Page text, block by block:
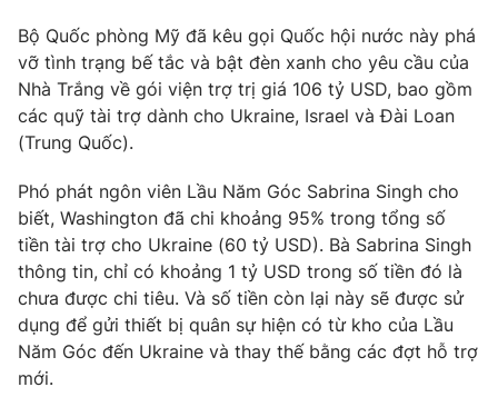
Thế giới đó đây
Câu chuyện quốc tế
Tài chính
Thị trường
Góc doanh nghiệp
Dữ liệu và đời sống
Truyền hình
Phim VTV
Hậu trường
Nhân vật
Khán giả
Giải sao mai
Giải trí
Điện ảnh
Âm nhạc
Sao
Đời sống
Du lịch
Làm đẹp
Giáo dục
Tuyển sinh
Công nghệ
Bộ Quốc phòng Mỹ đã kêu gọi Quốc hội nước này phá
vỡ tình trạng bế tắc và bật đèn xanh cho yêu cầu của
Nhà Trắng về gói viện trợ trị giá 106 tỷ USD, bao gồm
các quỹ tài trợ dành cho Ukraine, Israel và Đài Loan
(Trung Quốc).
Phó phát ngôn viên Lầu Năm Góc Sabrina Singh cho
biết, Washington đã chi khoảng 95% trong tổng số
tiền tài trợ cho Ukraine (60 tỷ USD). Bà Sabrina Singh
thông tin, chỉ có khoảng 1 tỷ USD trong số tiền đó là
chưa được chi tiêu. Và số tiền còn lại này sẽ được sử
dụng để gửi thiết bị quân sự hiện có từ kho của Lầu
Năm Góc đến Ukraine và thay thế bằng các đợt hỗ trợ
mới.